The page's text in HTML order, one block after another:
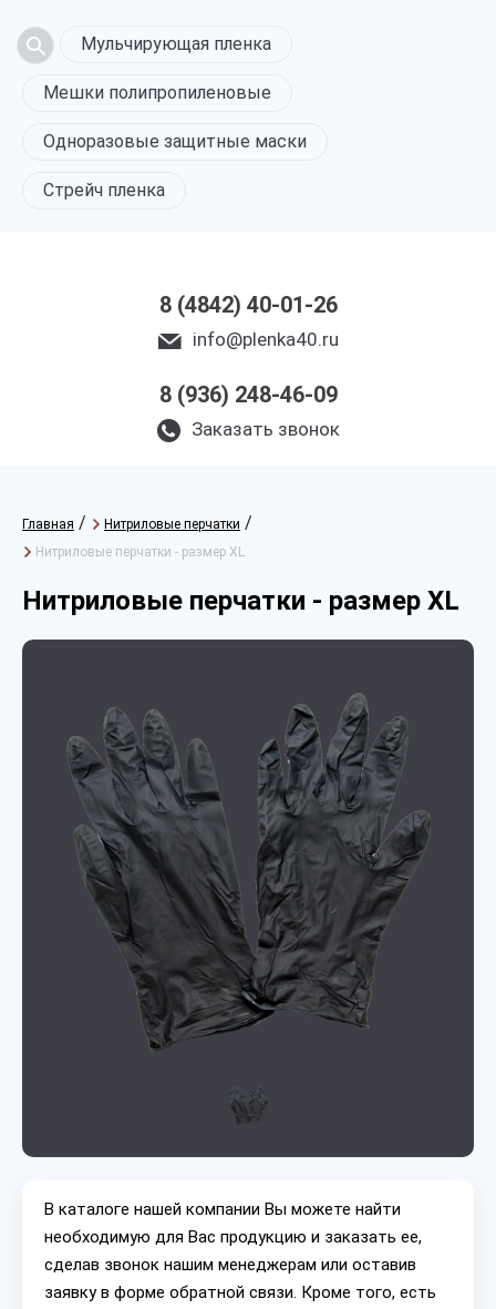
Мульчирующая пленка
Мешки полипропиленовые
Одноразовые защитные маски
Стрейч пленка
8 (4842) 40-01-26
info@plenka40.ru
8 (936) 248-46-09
Заказать звонок
Главная / Нитриловые перчатки /
Нитриловые перчатки - размер XL
Нитриловые перчатки - размер XL
В каталоге нашей компании Вы можете найти
необходимую для Вас продукцию и заказать ее,
сделав звонок нашим менеджерам или оставив
заявку в форме обратной связи. Кроме того, есть